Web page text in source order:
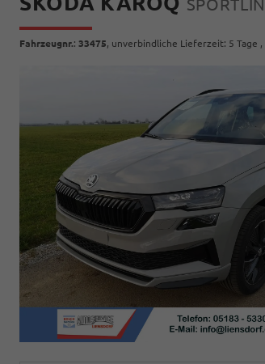
Fahrzeugnr.: 33475, unverbindliche Lieferzeit: 5 Tage ,